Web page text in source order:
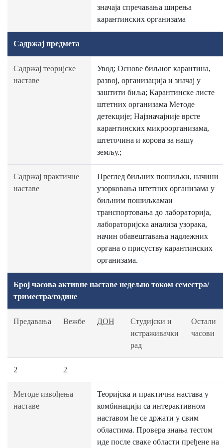
значаја спречавања ширења
карантинских организама
Садржај предмета
Садржај теоријске
наставе
Увод; Основе биљног карантина,
развој, организација и значај у
заштити биља; Карантинске листе
штетних организама Методе
детекције; Најзначајније врсте
карантинских микроорганизама,
штеточина и корова за нашу
земљу.;
Садржај практичне
наставе
Преглед биљних пошиљки, начини
узорковања штетних организама у
биљним пошиљкамаи
транспортовања до лабораторија,
лабораторијска анализа узорака,
начин обавештавања надлежних
органа о присуству карантинских
организама.
Број часова активне наставе недељно током семестра/
триместра/године
Предавања Вежбе ДОН
Студијски и
истраживачки
рад
Остали
часови
2 2
Методе извођења
наставе
Теоријска и практична настава у
комбинацији са интерактивном
наставом ће се држати у свим
областима. Провера знања тестом
иде после сваке области пређене на